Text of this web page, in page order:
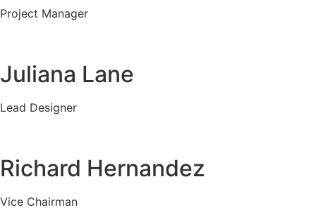
Project Manager
Juliana Lane
Lead Designer
Richard Hernandez
Vice Chairman